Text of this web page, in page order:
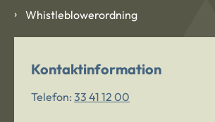
Whistleblowerordning
Kontaktinformation
Telefon: 33 41 12 00